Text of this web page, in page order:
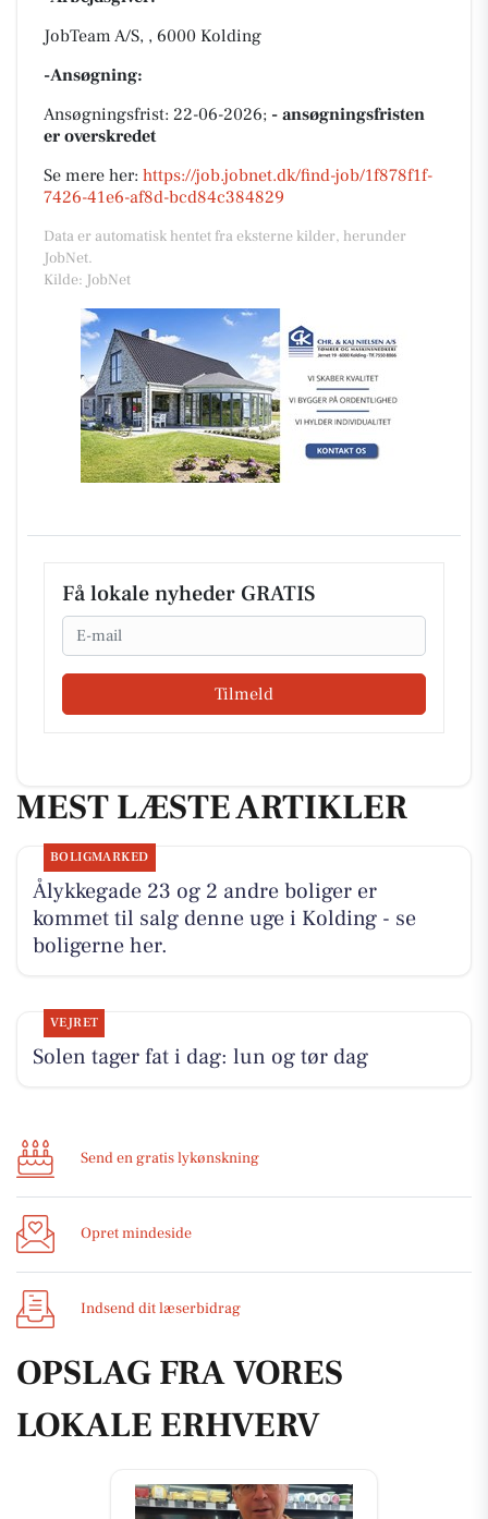
JobTeam A/S, , 6000 Kolding
-Ansøgning:
Ansøgningsfrist: 22-06-2026; - ansøgningsfristen
er overskredet
Se mere her: https://job.jobnet.dk/find-job/1f878f1f-
7426-41e6-af8d-bcd84c384829
Data er automatisk hentet fra eksterne kilder, herunder
JobNet.
Kilde: JobNet
Få lokale nyheder GRATIS
Email
Tilmeld
MEST LÆSTE ARTIKLER
BOLIGMARKED
Ålykkegade 23 og 2 andre boliger er
kommet til salg denne uge i Kolding - se
boligerne her.
VEJRET
Solen tager fat i dag: lun og tør dag
Send en gratis lykønskning
Opret mindeside
Indsend dit læserbidrag
OPSLAG FRA VORES
LOKALE ERHVERV